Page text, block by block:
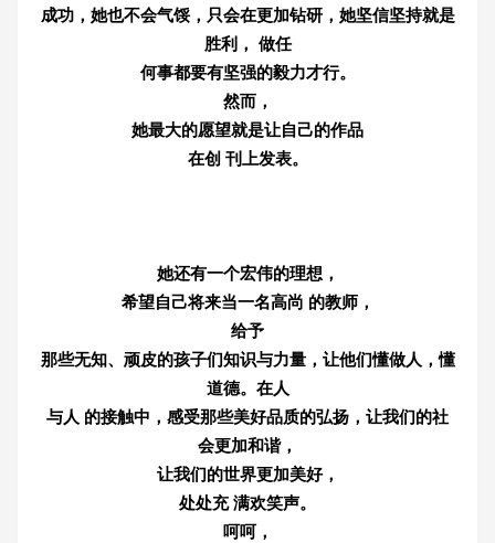
成功，她也不会气馁，只会在更加钻研，她坚信坚持就是
胜利， 做任
何事都要有坚强的毅力才行。
然而，
她最大的愿望就是让自己的作品
在创 刊上发表。
她还有一个宏伟的理想，
希望自己将来当一名高尚 的教师，
给予
那些无知、顽皮的孩子们知识与力量，让他们懂做人，懂
道德。在人
与人 的接触中，感受那些美好品质的弘扬，让我们的社
会更加和谐，
让我们的世界更加美好，
处处充 满欢笑声。
呵呵，